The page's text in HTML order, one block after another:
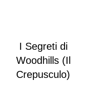
I Segreti di
Woodhills (Il
Crepusculo)